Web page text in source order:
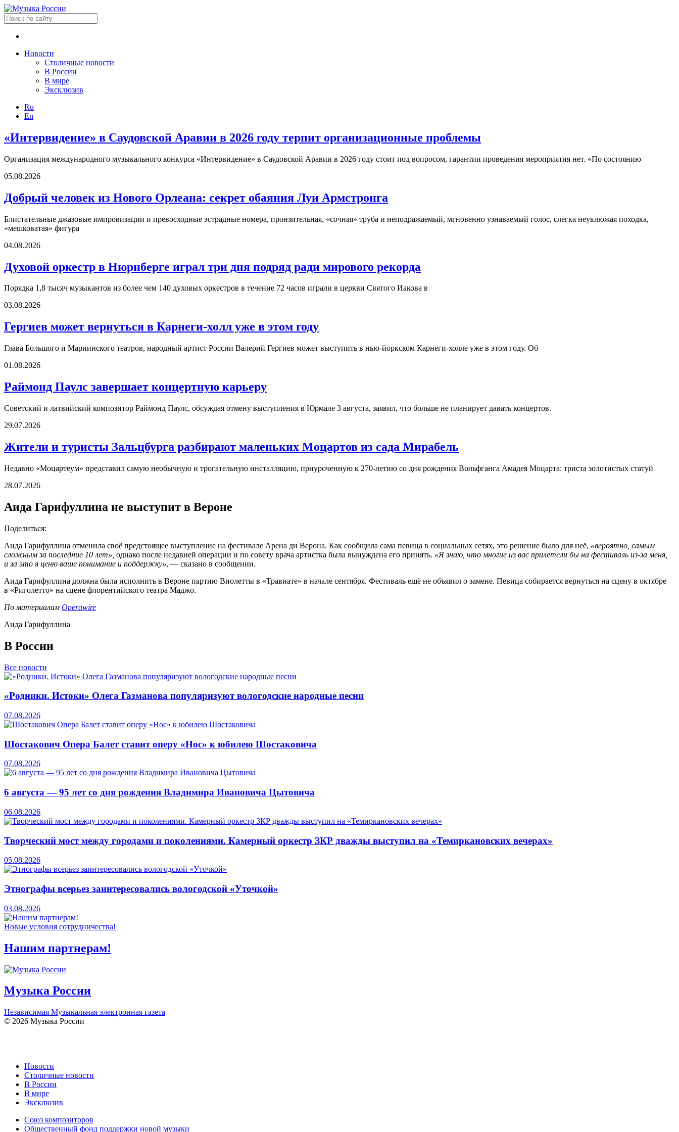
Новости
Столичные новости
В России
В мире
Эксклюзив
Ru
En
«Интервидение» в Саудовской Аравии в 2026 году терпит организационные проблемы
Организация международного музыкального конкурса «Интервидение» в Саудовской Аравии в 2026 году стоит под вопросом, гарантии проведения мероприятия нет. «По состоянию
05.08.2026
Добрый человек из Нового Орлеана: секрет обаяния Луи Армстронга
Блистательные джазовые импровизации и превосходные эстрадные номера, пронзительная, «сочная» труба и неподражаемый, мгновенно узнаваемый голос, слегка неуклюжая походка,
«мешковатая» фигура
04.08.2026
Духовой оркестр в Нюрнберге играл три дня подряд ради мирового рекорда
Порядка 1,8 тысяч музыкантов из более чем 140 духовых оркестров в течение 72 часов играли в церкви Святого Иакова в
03.08.2026
Гергиев может вернуться в Карнеги-холл уже в этом году
Глава Большого и Мариинского театров, народный артист России Валерий Гергиев может выступить в нью-йоркском Карнеги-холле уже в этом году. Об
01.08.2026
Раймонд Паулс завершает концертную карьеру
Советский и латвийский композитор Раймонд Паулс, обсуждая отмену выступления в Юрмале 3 августа, заявил, что больше не планирует давать концертов.
29.07.2026
Жители и туристы Зальцбурга разбирают маленьких Моцартов из сада Мирабель
Недавно «Моцартеум» представил самую необычную и трогательную инсталляцию, приуроченную к 270-летию со дня рождения Вольфганга Амадея Моцарта: триста золотистых статуй
28.07.2026
Аида Гарифуллина не выступит в Вероне
Поделиться:
Аида Гарифуллина отменила своё предстоящее выступление на фестивале Арена ди Верона. Как сообщила сама певица в социальных сетях, это решение было для неё, «вероятно, самым
сложным за последние 10 лет», однако после недавней операции и по совету врача артистка была вынуждена его принять. «Я знаю, что многие из вас прилетели бы на фестиваль из-за меня,
и за это я ценю ваше понимание и поддержку», — сказано в сообщении.
Аида Гарифуллина должна была исполнить в Вероне партию Виолетты в «Травиате» в начале сентября. Фестиваль ещё не объявил о замене. Певица собирается вернуться на сцену в октябре
в «Риголетто» на сцене флорентийского театра Маджо.
По материалам Operawire
Аида Гарифуллина
В России
Все новости
«Родники. Истоки» Олега Газманова популяризуют вологодские народные песни
07.08.2026
Шостакович Опера Балет ставит оперу «Нос» к юбилею Шостаковича
07.08.2026
6 августа — 95 лет со дня рождения Владимира Ивановича Цытовича
06.08.2026
Творческий мост между городами и поколениями. Камерный оркестр ЗКР дважды выступил на «Темиркановских вечерах»
05.08.2026
Этнографы всерьез заинтересовались вологодской «Уточкой»
03.08.2026
Новые условия сотрудничества!
Нашим партнерам!
Музыка России
Независимая Музыкальная электронная газета
© 2026 Музыка России
Новости
Столичные новости
В России
В мире
Эксклюзив
Союз композиторов
Общественный фонд поддержки новой музыки